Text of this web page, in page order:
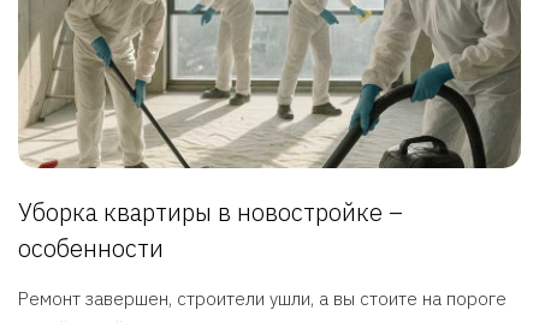
Уборка квартиры в новостройке –
особенности
Ремонт завершен, строители ушли, а вы стоите на пороге